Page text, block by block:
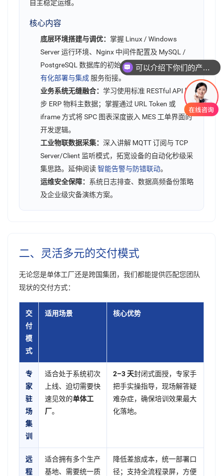
自主稳定运维。
核心内容
底层环境搭建与调优： 掌握 Linux / Windows
Server 运行环境、Nginx 中间件配置及 MySQL /
PostgreSQL 数据库的初始化与性能调优。可与私
有化部署与集成 服务衔接。
业务系统无缝融合： 学习使用标准 RESTful API 同
步 ERP 物料主数据；掌握通过 URL Token 或
iframe 方式将 SPC 图表深度嵌入 MES 工单界面的
开发逻辑。
工业物联数据采集： 深入讲解 MQTT 订阅与 TCP
Server/Client 监听模式，拓宽设备的自动化秒级采
集思路。延伸阅读智能告警与防错联动。
运维安全保障： 系统日志排查、数据高频备份策略
及企业级灾备演练方案。
二、灵活多元的交付模式
无论您是单体工厂还是跨国集团，我们都能提供匹配您团队
现状的交付方式：
交
付
模
式
适用场景 核心优势
专
家
驻
场
集
训
适合处于系统初次
上线、迫切需要快
速见效的单体工
厂。
2–3 天封闭式面授，专家手
把手实操指导，现场解答疑
难杂症，确保培训效果最大
化落地。
远
程
适合拥有多个生产
基地、需要统一质
降低差旅成本，统一部署口
径；支持全流程录屏，方便